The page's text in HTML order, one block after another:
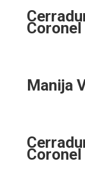
Coronel
Manija
Coronel